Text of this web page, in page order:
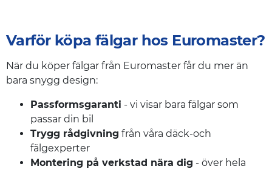
Varför köpa fälgar hos Euromaster?
När du köper fälgar från Euromaster får du mer än
bara snygg design:
Passformsgaranti - vi visar bara fälgar som
passar din bil
Trygg rådgivning från våra däck-och
fälgexperter
Montering på verkstad nära dig - över hela